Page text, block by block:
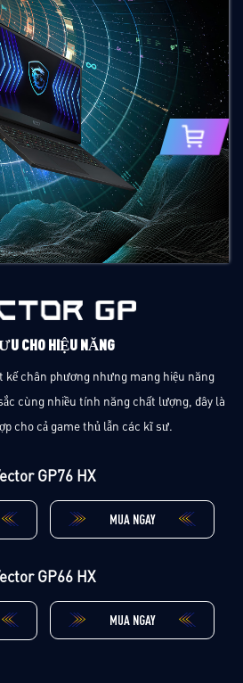
CHO HIỆU NĂNG
kế chân phương nhưng mang hiệu năng
cùng nhiều tính năng chất lượng, đây là
cho cả game thủ lẫn các kĩ sư.
GP76 HX
MUA NGAY
GP66 HX
MUA NGAY